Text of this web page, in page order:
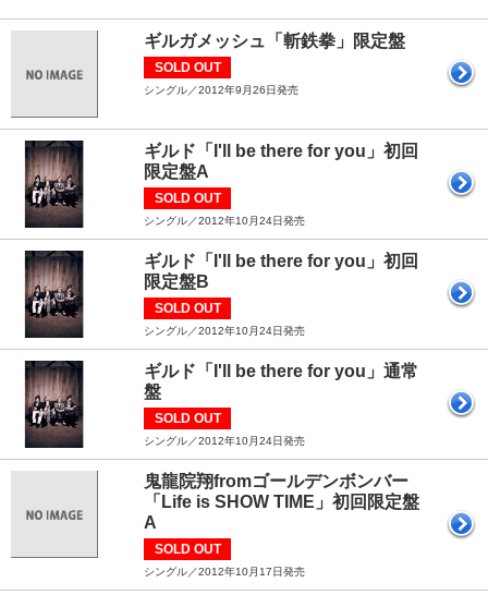
ギルガメッシュ「斬鉄拳」限定盤
SOLD OUT
シングル／2012年9月26日発売
ギルド「I'll be there for you」初回
限定盤A
SOLD OUT
シングル／2012年10月24日発売
ギルド「I'll be there for you」初回
限定盤B
SOLD OUT
シングル／2012年10月24日発売
ギルド「I'll be there for you」通常
盤
SOLD OUT
シングル／2012年10月24日発売
鬼龍院翔fromゴールデンボンバー
「Life is SHOW TIME」初回限定盤
A
SOLD OUT
シングル／2012年10月17日発売